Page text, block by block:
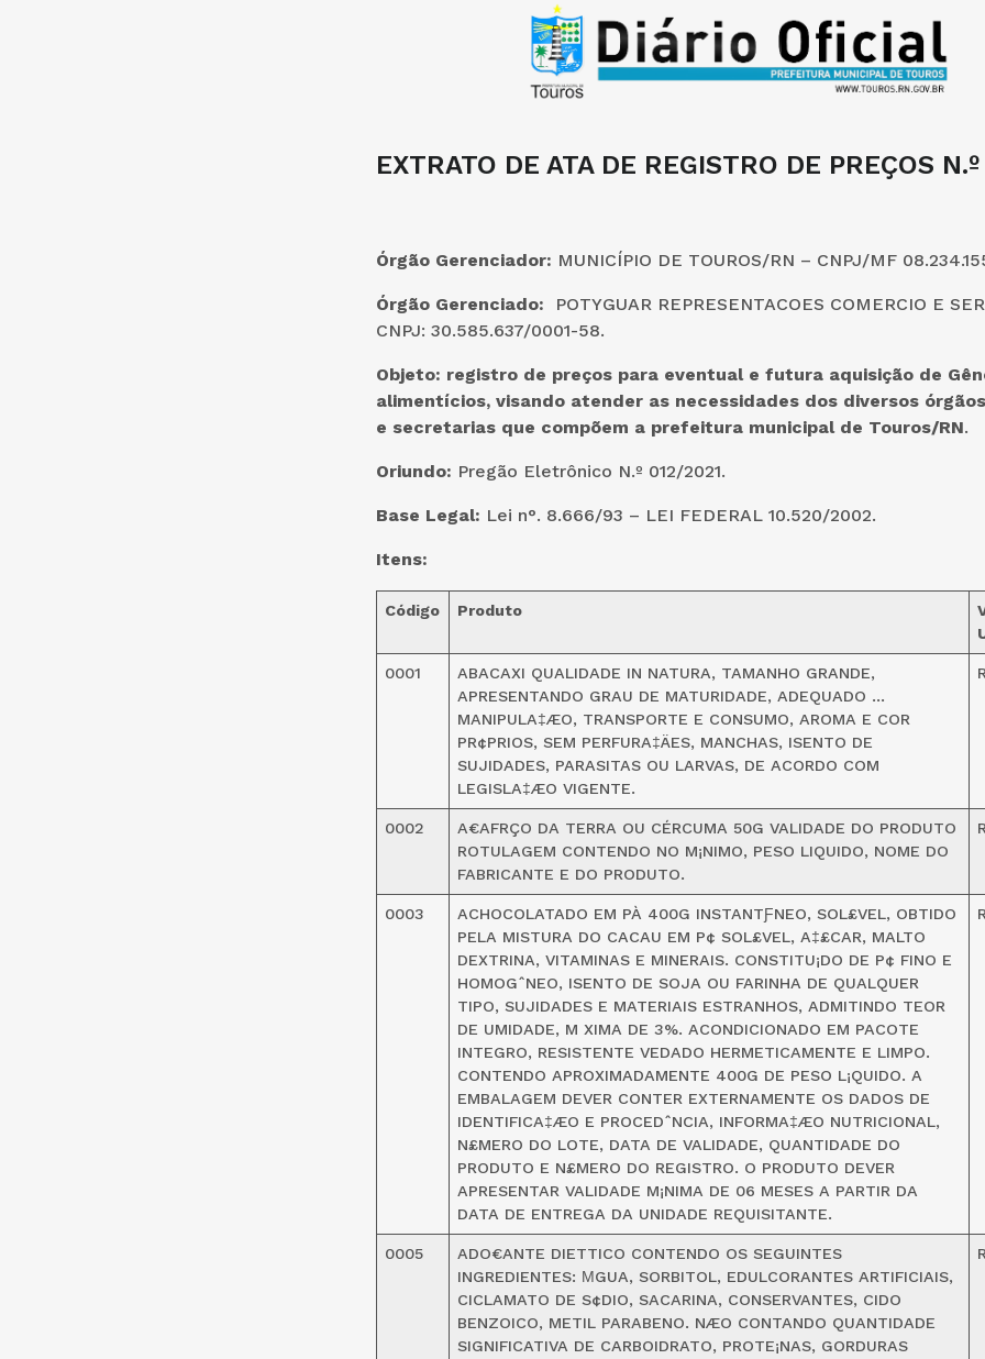
EXTRATO DE ATA DE REGISTRO DE PREÇOS
Órgão Gerenciador: MUNICÍPIO DE TOUROS/RN – CNPJ/MF
Órgão Gerenciado:
POTYGUAR REPRESENTACOES COMERCIO E
CNPJ: 30.585.637/0001-58.
Objeto: registro de preços para eventual e futura aquisição de
alimentícios, visando atender as necessidades dos diversos
e secretarias que compõem a prefeitura municipal de Touros/RN.
Oriundo: Pregão Eletrônico N.º 012/2021.
Base Legal: Lei n°. 8.666/93 – LEI FEDERAL 10.520/2002.
Itens:
Código Produto
0001
ABACAXI QUALIDADE IN NATURA, TAMANHO GRANDE,
APRESENTANDO GRAU DE MATURIDADE, ADEQUADO …
MANIPULA‡ÆO, TRANSPORTE E CONSUMO, AROMA E COR
PR¢PRIOS, SEM PERFURA‡ÄES, MANCHAS, ISENTO DE
SUJIDADES, PARASITAS OU LARVAS, DE ACORDO COM
LEGISLA‡ÆO VIGENTE.
0002
A€AFRÇO DA TERRA OU CÉRCUMA 50G VALIDADE DO PRODUTO
ROTULAGEM CONTENDO NO M¡NIMO, PESO LIQUIDO, NOME DO
FABRICANTE E DO PRODUTO.
0003
ACHOCOLATADO EM PÀ 400G INSTANTƑNEO, SOL£VEL, OBTIDO
PELA MISTURA DO CACAU EM P¢ SOL£VEL, A‡£CAR, MALTO
DEXTRINA, VITAMINAS E MINERAIS. CONSTITU¡DO DE P¢ FINO E
HOMOGˆNEO, ISENTO DE SOJA OU FARINHA DE QUALQUER
TIPO, SUJIDADES E MATERIAIS ESTRANHOS, ADMITINDO TEOR
DE UMIDADE, M XIMA DE 3%. ACONDICIONADO EM PACOTE
INTEGRO, RESISTENTE VEDADO HERMETICAMENTE E LIMPO.
CONTENDO APROXIMADAMENTE 400G DE PESO L¡QUIDO. A
EMBALAGEM DEVER CONTER EXTERNAMENTE OS DADOS DE
IDENTIFICA‡ÆO E PROCEDˆNCIA, INFORMA‡ÆO NUTRICIONAL,
N£MERO DO LOTE, DATA DE VALIDADE, QUANTIDADE DO
PRODUTO E N£MERO DO REGISTRO. O PRODUTO DEVER
APRESENTAR VALIDADE M¡NIMA DE 06 MESES A PARTIR DA
DATA DE ENTREGA DA UNIDADE REQUISITANTE.
0005
ADO€ANTE DIETTICO CONTENDO OS SEGUINTES
INGREDIENTES: ΜGUA, SORBITOL, EDULCORANTES ARTIFICIAIS,
CICLAMATO DE S¢DIO, SACARINA, CONSERVANTES, CIDO
BENZOICO, METIL PARABENO. NÆO CONTANDO QUANTIDADE
SIGNIFICATIVA DE CARBOIDRATO, PROTE¡NAS, GORDURAS